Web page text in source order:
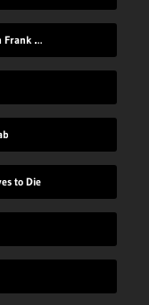
Sonderbare Miniatur-Skulpturen von Frank Kunert
to Die